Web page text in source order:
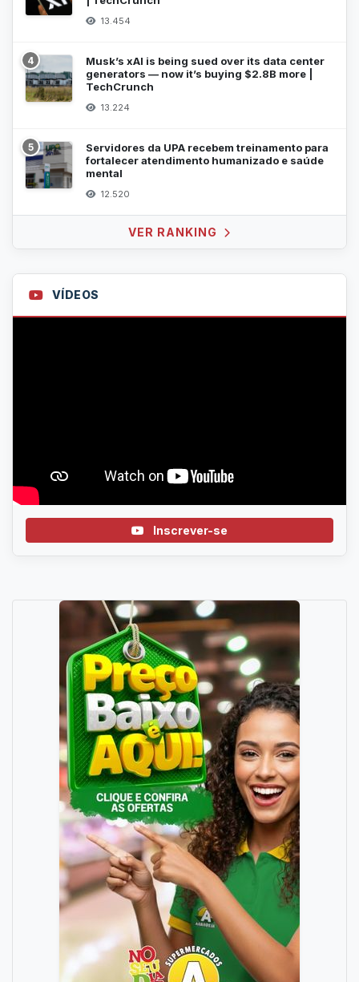
13.454
4
Musk’s xAI is being sued over its data center
generators — now it’s buying $2.8B more |
TechCrunch
13.224
5
Servidores da UPA recebem treinamento para
fortalecer atendimento humanizado e saúde
mental
12.520
VER RANKING
VÍDEOS
Inscrever-se